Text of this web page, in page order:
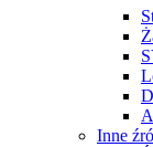
Inne